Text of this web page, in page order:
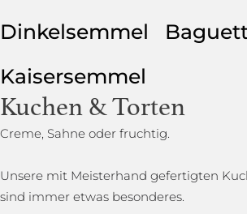
Dinkelsemmel
Kaisersemmel
Kuchen & Torten
Creme, Sahne oder fruchtig.
Unsere mit Meisterhand gefertigten
sind immer etwas besonderes.